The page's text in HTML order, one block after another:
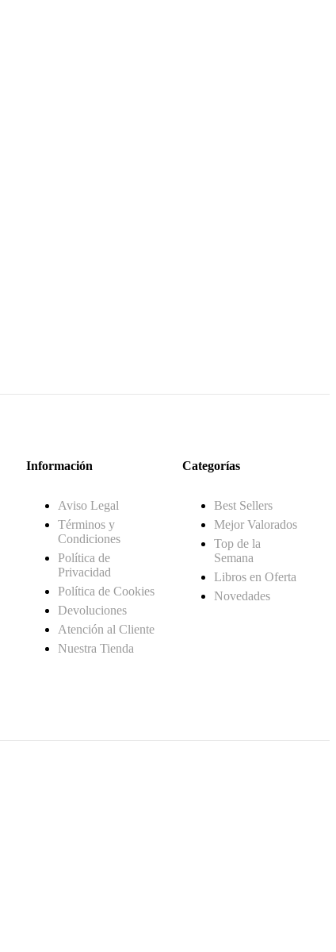
Información
Aviso Legal
Términos y
Condiciones
Política de
Privacidad
Política de Cookies
Devoluciones
Atención al Cliente
Nuestra Tienda
Categorías
Best Sellers
Mejor Valorados
Top de la
Semana
Libros en Oferta
Novedades